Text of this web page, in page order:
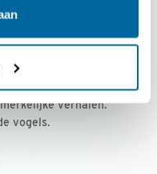
€ 36,00 per jaar
leden, met
verhalen.
vogels.